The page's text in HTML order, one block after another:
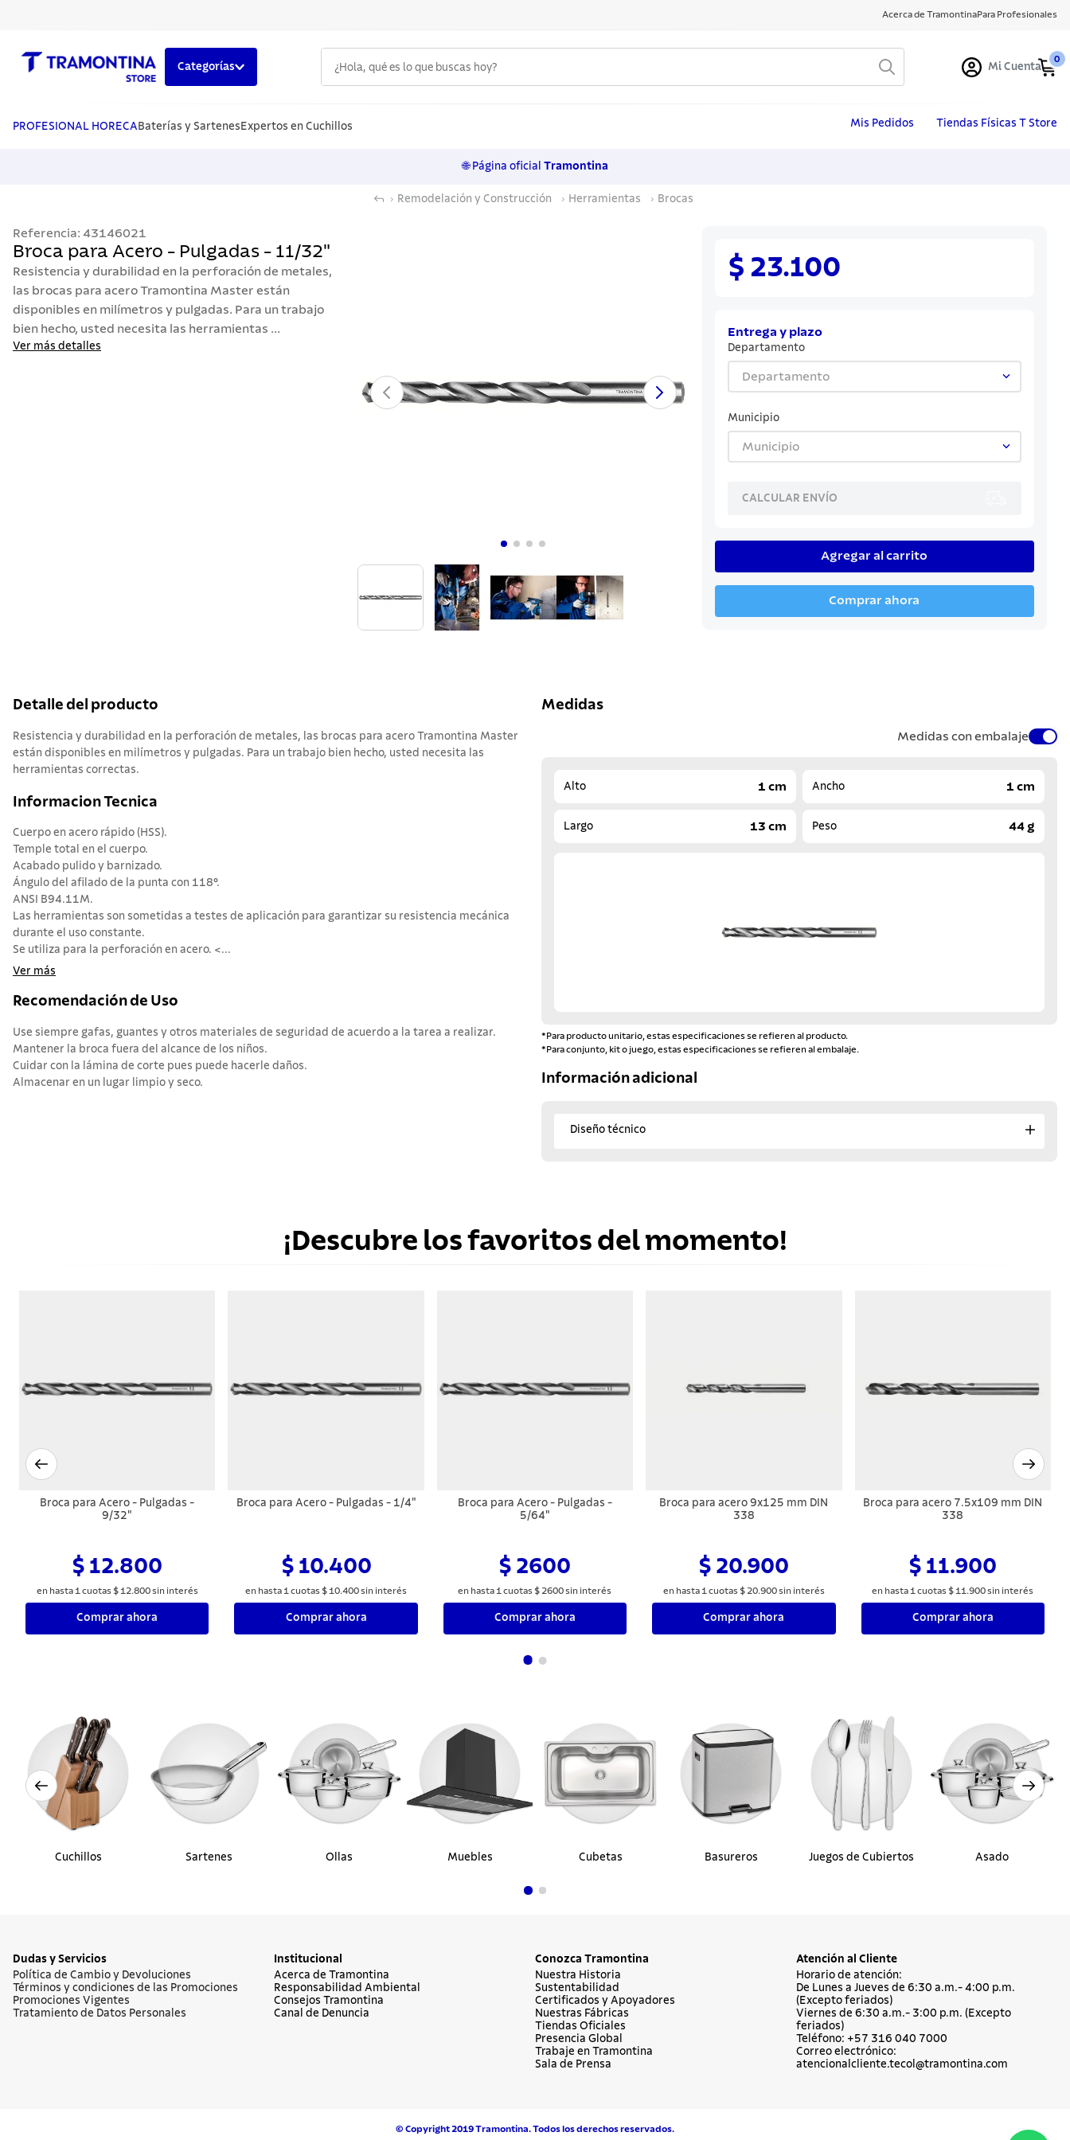
Acerca de TramontinaPara Profesionales
Categorías Mi Cuenta
0
PROFESIONAL HORECA Baterías y Sartenes Expertos en Cuchillos Mis Pedidos Tiendas Físicas T Store
🌐 Página oficial Tramontina
Remodelación y Construcción Herramientas Brocas
Referencia: 43146021
Broca para Acero - Pulgadas - 11/32"
Resistencia y durabilidad en la perforación de metales,
las brocas para acero Tramontina Master están
disponibles en milímetros y pulgadas. Para un trabajo
bien hecho, usted necesita las herramientas ...
Ver más detalles
$ 23.100
Entrega y plazo
Departamento
Departamento
Municipio
Municipio
CALCULAR ENVÍO
Agregar al carrito
Comprar ahora
Detalle del producto
Resistencia y durabilidad en la perforación de metales, las brocas para acero Tramontina Master
están disponibles en milímetros y pulgadas. Para un trabajo bien hecho, usted necesita las
herramientas correctas.
Informacion Tecnica
Cuerpo en acero rápido (HSS).
Temple total en el cuerpo.
Acabado pulido y barnizado.
Ángulo del afilado de la punta con 118°.
ANSI B94.11M.
Las herramientas son sometidas a testes de aplicación para garantizar su resistencia mecánica
durante el uso constante.
Se utiliza para la perforación en acero. <...
Ver más
Recomendación de Uso
Use siempre gafas, guantes y otros materiales de seguridad de acuerdo a la tarea a realizar.
Mantener la broca fuera del alcance de los niños.
Cuidar con la lámina de corte pues puede hacerle daños.
Almacenar en un lugar limpio y seco.
Medidas
Medidas con embalaje
Alto 1 cm Ancho 1 cm
Largo 13 cm Peso 44 g
*Para producto unitario, estas especificaciones se refieren al producto.
*Para conjunto, kit o juego, estas especificaciones se refieren al embalaje.
Información adicional
Diseño técnico
¡Descubre los favoritos del momento!
Broca para Acero - Pulgadas -
9/32"
$ 12.800
en hasta 1 cuotas $ 12.800sin interés
Comprar ahora
Broca para Acero - Pulgadas - 1/4"
$ 10.400
en hasta 1 cuotas $ 10.400sin interés
Comprar ahora
Broca para Acero - Pulgadas -
5/64"
$ 2600
en hasta 1 cuotas $ 2600sin interés
Comprar ahora
Broca para acero 9x125 mm DIN
338
$ 20.900
en hasta 1 cuotas $ 20.900sin interés
Comprar ahora
Broca para acero 7.5x109 mm DIN
338
$ 11.900
en hasta 1 cuotas $ 11 .900sin interés
Comprar ahora
Cuchillos Sartenes Ollas Muebles Cubetas Basureros Juegos de Cubiertos Asado
Dudas y Servicios
Política de Cambio y Devoluciones
Términos y condiciones de las Promociones
Promociones Vigentes
Tratamiento de Datos Personales
Institucional
Acerca de Tramontina
Responsabilidad Ambiental
Consejos Tramontina
Canal de Denuncia
Conozca Tramontina
Nuestra Historia
Sustentabilidad
Certificados y Apoyadores
Nuestras Fábricas
Tiendas Oficiales
Presencia Global
Trabaje en Tramontina
Sala de Prensa
Atención al Cliente
Horario de atención:
De Lunes a Jueves de 6:30 a.m.- 4:00 p.m.
(Excepto feriados)
Viernes de 6:30 a.m.- 3:00 p.m. (Excepto
feriados)
Teléfono: +57 316 040 7000
Correo electrónico:
atencionalcliente.tecol@tramontina.com
© Copyright 2019 Tramontina. Todos los derechos reservados.
1.
cuchillos
5 . acero inoxidable